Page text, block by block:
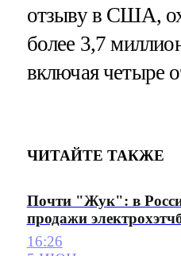
отзыву в США,
более 3,7
включая четыре
ЧИТАЙТЕ ТАКЖЕ
Почти "Жук": в
продажи
16:26